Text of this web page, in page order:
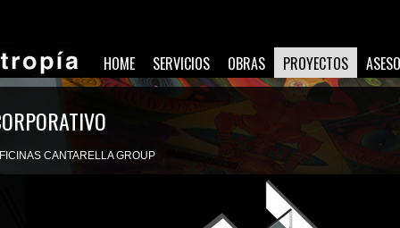
HOME SERVICIOS OBRAS PROYECTOS
CANTARELLA GROUP